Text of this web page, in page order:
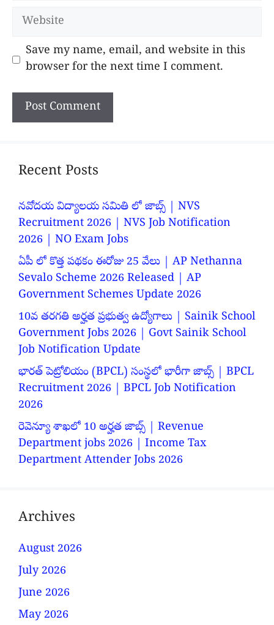
Website
Save my name, email, and website in this
browser for the next time I comment.
Recent Posts
నవోదయ విద్యాలయ సమితి లో జాబ్స్ | NVS
Recruitment 2026 | NVS Job Notification
2026 | NO Exam Jobs
ఏపీ లో కొత్త పథకం ఈరోజు 25 వేలు | AP Nethanna
Sevalo Scheme 2026 Released | AP
Government Schemes Update 2026
10వ తరగతి అర్హత ప్రభుత్వ ఉద్యోగాలు | Sainik School
Government Jobs 2026 | Govt Sainik School
Job Notification Update
భారత్ పెట్రోలియం (BPCL) సంస్థలో భారీగా జాబ్స్ | BPCL
Recruitment 2026 | BPCL Job Notification
2026
రెవెన్యూ శాఖలో 10 అర్హత జాబ్స్ | Revenue
Department jobs 2026 | Income Tax
Department Attender Jobs 2026
Archives
August 2026
July 2026
June 2026
May 2026